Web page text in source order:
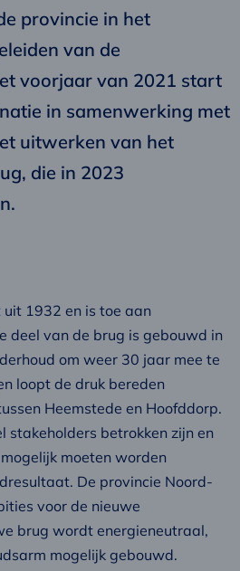
provincie in het
van de
voorjaar van 2021 start
in samenwerking met
uitwerken van het
die in 2023
1932 en is toe aan
deel van de brug is gebouwd in
om weer 30 jaar mee te
loopt de druk bereden
Heemstede en Hoofddorp.
stakeholders betrokken zijn en
moeten worden
De provincie Noord-
voor de nieuwe
brug wordt energieneutraal,
mogelijk gebouwd.